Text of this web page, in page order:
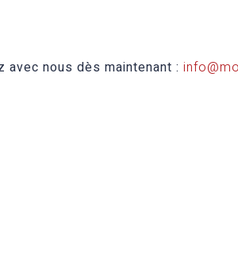
nous dès maintenant :